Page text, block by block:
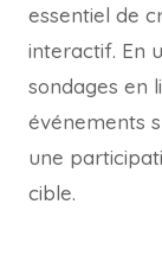
essentiel de
interactif. En
sondages en
événements
une
cible.